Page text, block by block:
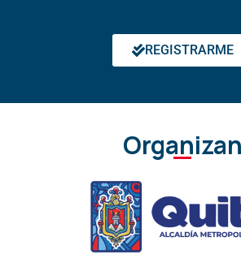
REGISTRARME
Organizan